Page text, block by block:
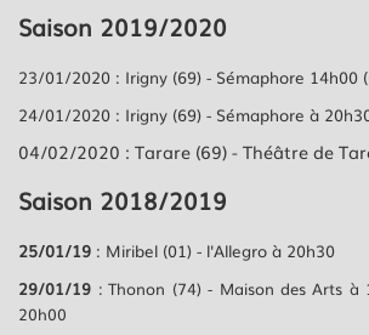
Saison 2019/2020
23/01/2020 : Irigny (69) - Sémaphore 14h00
24/01/2020 : Irigny (69) - Sémaphore à
04/02/2020 : Tarare (69) - Théâtre de
Saison 2018/2019
25/01/19 : Miribel (01) - l'Allegro à 20h30
29/01/19 : Thonon (74) - Maison des Arts à
20h00